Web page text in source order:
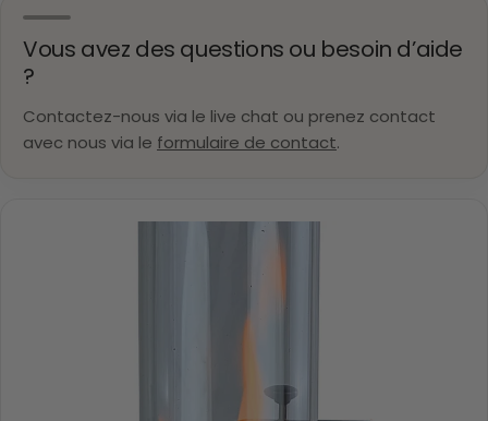
Vous avez des questions ou besoin d’aide
?
Contactez-nous via le live chat ou prenez contact
avec nous via le formulaire de contact.